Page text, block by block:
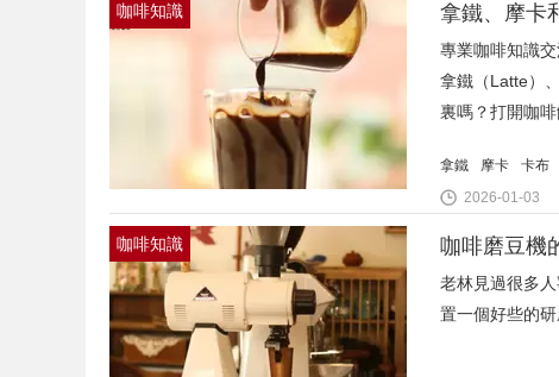
咖啡知識 拿鐵、摩卡
專業咖啡知識
拿鐵（Latte）
裏嗎？打開咖
拿鐵 摩卡 卡布
2026-01-03
咖啡知識 咖啡磨豆機
老林見過很多
置一個好些的